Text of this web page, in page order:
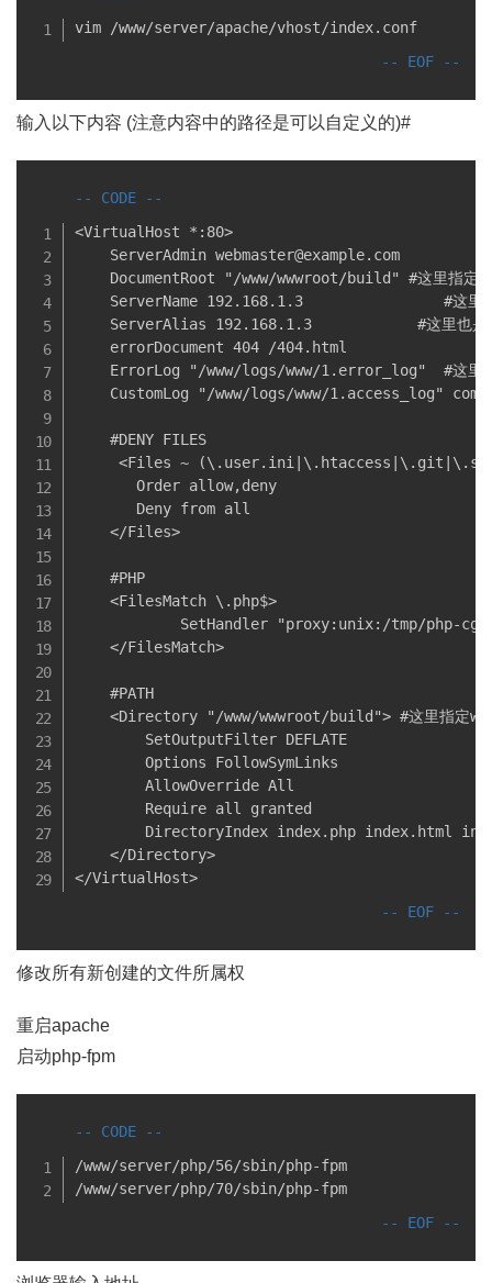
vim /www/server/apache/vhost/index.conf
输入以下内容 (注意内容中的路径是可以自定义的)#
<VirtualHost *:80>
    ServerAdmin webmaster@example.com
DocumentRoot "/www/wwwroot/build" #这里指定
ServerName 192.168.1.3                #这里
ServerAlias 192.168.1.3            #这里也是
    errorDocument 404 /404.html
ErrorLog "/www/logs/www/1.error_log"  #这里
CustomLog "/www/logs/www/1.access_log"
    #DENY FILES
<Files ~
       Order allow,deny
       Deny from all
    </Files>
    #PHP
    <FilesMatch \.php$>
SetHandler "proxy:unix:/tmp/php-
    </FilesMatch>
    #PATH
<Directory "/www/wwwroot/build"> #这里指定
        SetOutputFilter DEFLATE
        Options FollowSymLinks
        AllowOverride All
        Require all granted
DirectoryIndex index.php index.html
    </Directory>
</VirtualHost>
修改所有新创建的文件所属权
重启apache
启动php-fpm
/www/server/php/56/sbin/php-fpm
/www/server/php/70/sbin/php-fpm